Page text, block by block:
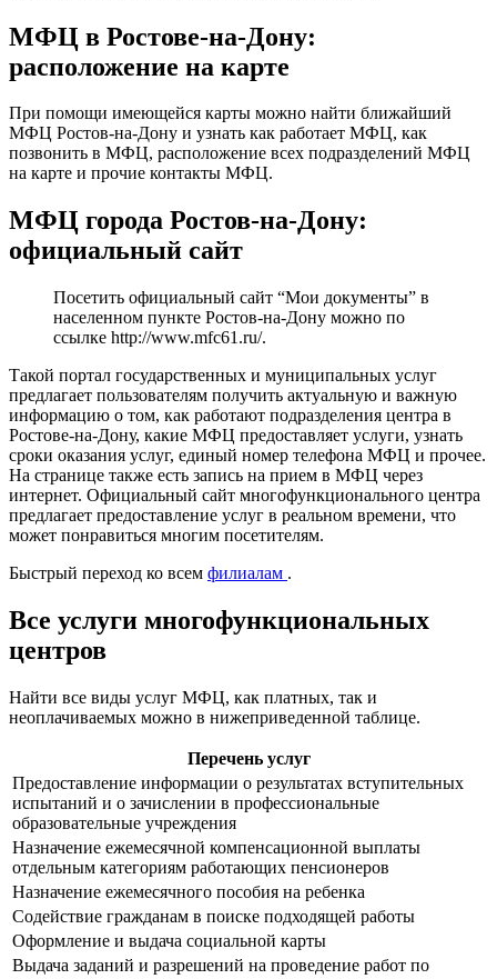
МФЦ в Ростове-на-Дону:
расположение на карте
При помощи имеющейся карты можно найти ближайший
МФЦ Ростов-на-Дону и узнать как работает МФЦ, как
позвонить в МФЦ, расположение всех подразделений МФЦ
на карте и прочие контакты МФЦ.
МФЦ города Ростов-на-Дону:
официальный сайт
Посетить официальный сайт “Мои документы” в
населенном пункте Ростов-на-Дону можно по
ссылке http://www.mfc61.ru/.
Такой портал государственных и муниципальных услуг
предлагает пользователям получить актуальную и важную
информацию о том, как работают подразделения центра в
Ростове-на-Дону, какие МФЦ предоставляет услуги, узнать
сроки оказания услуг, единый номер телефона МФЦ и прочее.
На странице также есть запись на прием в МФЦ через
интернет. Официальный сайт многофункционального центра
предлагает предоставление услуг в реальном времени, что
может понравиться многим посетителям.
Быстрый переход ко всем филиалам .
Все услуги многофункциональных
центров
Найти все виды услуг МФЦ, как платных, так и
неоплачиваемых можно в нижеприведенной таблице.
Перечень услуг
Предоставление информации о результатах вступительных
испытаний и о зачислении в профессиональные
образовательные учреждения
Назначение ежемесячной компенсационной выплаты
отдельным категориям работающих пенсионеров
Назначение ежемесячного пособия на ребенка
Содействие гражданам в поиске подходящей работы
Оформление и выдача социальной карты
Выдача заданий и разрешений на проведение работ по